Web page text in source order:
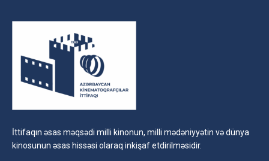
İttifaqın əsas məqsədi milli kinonun, milli mədəniyyətin və dünya
kinosunun əsas hissəsi olaraq inkişaf etdirilməsidir.